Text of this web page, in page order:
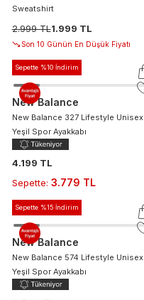
Sweatshirt
2.999 TL1.999 TL
Son 10 Günün En Düşük Fiyatı
Sepette %10 İndirim
New Balance
New Balance 327 Lifestyle Unisex
Yeşil Spor Ayakkabı
4.199 TL
Sepette: 3.779 TL
Sepette %15 İndirim
New Balance
New Balance 574 Lifestyle Unisex
Yeşil Spor Ayakkabı